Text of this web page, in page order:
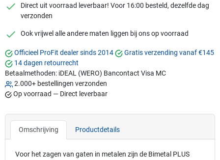
checkmark
Direct uit voorraad leverbaar! Voor 16:00 besteld, dezelfde dag
verzonden
checkmark
Ook vrijwel alle andere maten liggen bij ons op voorraad
Officieel ProFit dealer sinds 2014
Gratis verzending vanaf €145
14 dagen retourrecht
Betaalmethoden: iDEAL (WERO) Bancontact Visa MC
2.000+ bestellingen verzonden
Op voorraad — Direct leverbaar
Omschrijving Productdetails
Voor het zagen van gaten in metalen zijn de Bimetal PLUS